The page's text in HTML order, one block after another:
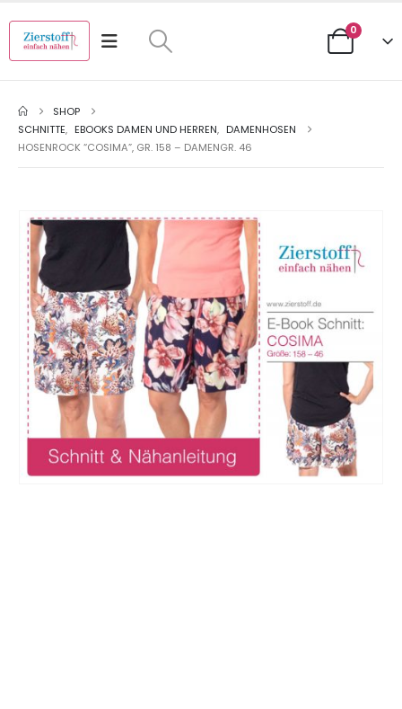
0
SHOP
SCHNITTE, EBOOKS DAMEN UND HERREN, DAMENHOSEN
HOSENROCK “COSIMA”, GR. 158 – DAMENGR. 46